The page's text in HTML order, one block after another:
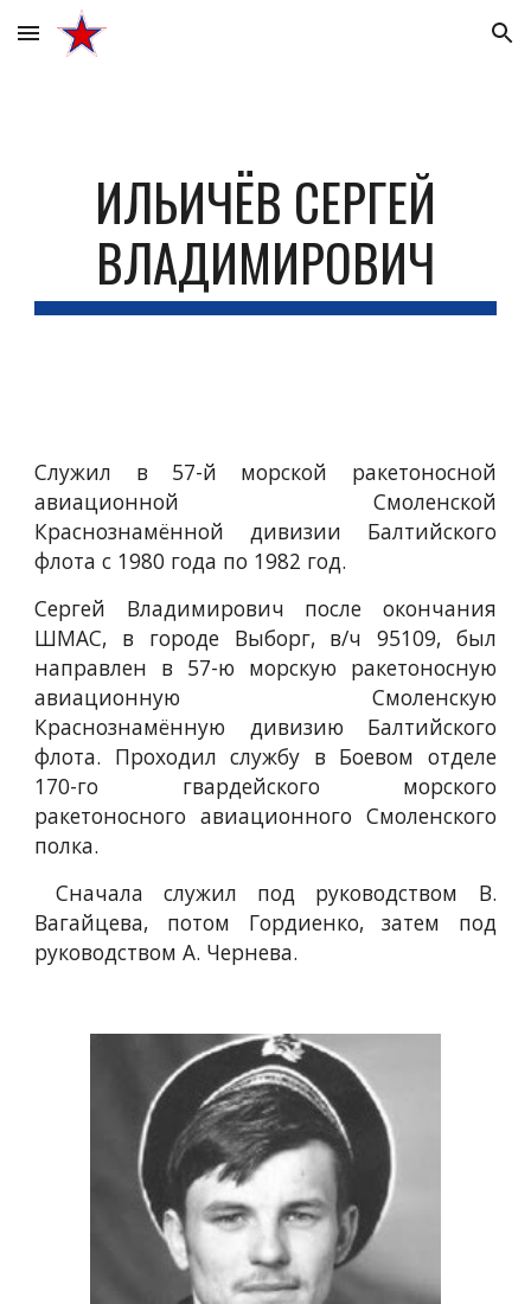
Skip to main content Skip to navigation
ИЛЬИЧЁВ СЕРГЕЙ
ВЛАДИМИРОВИЧ
Служил в 57-й морской ракетоносной
авиационной Смоленской
Краснознамённой дивизии Балтийского
флота с 1980 года по 1982 год.
Сергей Владимирович после окончания
ШМАС, в городе Выборг, в/ч 95109, был
направлен в 57-ю морскую ракетоносную
авиационную Смоленскую
Краснознамённую дивизию Балтийского
флота. Проходил службу в Боевом отделе
170-го гвардейского морского
ракетоносного авиационного Смоленского
полка.
Сначала служил под руководством В.
Вагайцева, потом Гордиенко, затем под
руководством А. Чернева.